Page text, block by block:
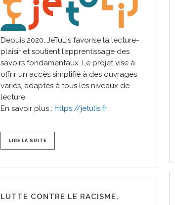
Depuis 2020, JeTuLis favorise la lecture-
plaisir et soutient l’apprentissage des
savoirs fondamentaux. Le projet vise à
offrir un accès simplifié à des ouvrages
variés, adaptés à tous les niveaux de
lecture.
En savoir plus : https://jetulis.fr
LIRE LA SUITE
LUTTE CONTRE LE RACISME,